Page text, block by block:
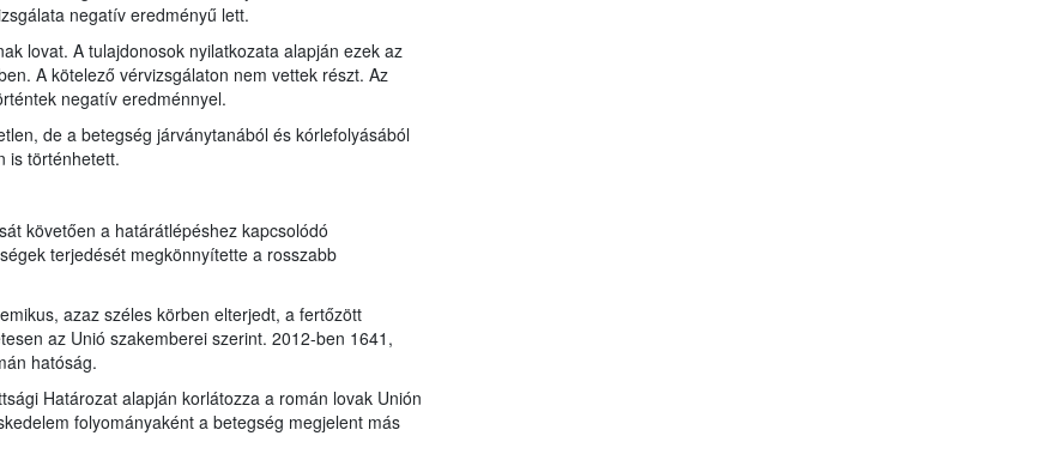
negatív eredményű lett.
lovat. A tulajdonosok nyilatkozata alapján ezek az
A kötelező vérvizsgálaton nem vettek részt. Az
negatív eredménnyel.
de a betegség járványtanából és kórlefolyásából
is történhetett.
követően a határátlépéshez kapcsolódó
terjedését megkönnyítette a rosszabb
azaz széles körben elterjedt, a fertőzött
az Unió szakemberei szerint. 2012-ben 1641,
hatóság.
Határozat alapján korlátozza a román lovak Unión
folyományaként a betegség megjelent más